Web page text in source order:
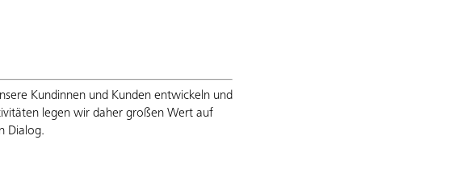
Kundinnen und Kunden entwickeln und
legen wir daher großen Wert auf
Dialog.